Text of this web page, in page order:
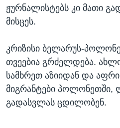
ჟურნალისტებს კი მათი
მისცეს.
კრიზისი ბელარუს-
თვეებია გრძელდება.
სამხრეთ აზიიდან და
მიგრანტები პოლონეთში,
გადასვლას ცდილობენ.